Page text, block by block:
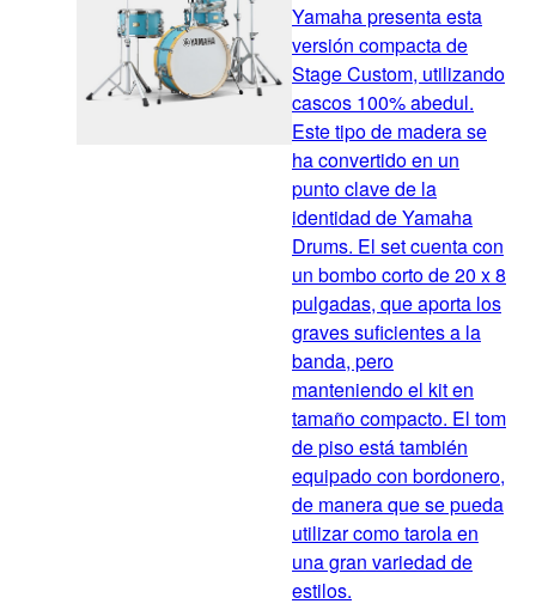
Yamaha presenta esta
versión compacta de
Stage Custom, utilizando
cascos 100% abedul.
Este tipo de madera se
ha convertido en un
punto clave de la
identidad de Yamaha
Drums. El set cuenta con
un bombo corto de 20 x 8
pulgadas, que aporta los
graves suficientes a la
banda, pero
manteniendo el kit en
tamaño compacto. El tom
de piso está también
equipado con bordonero,
de manera que se pueda
utilizar como tarola en
una gran variedad de
estilos.